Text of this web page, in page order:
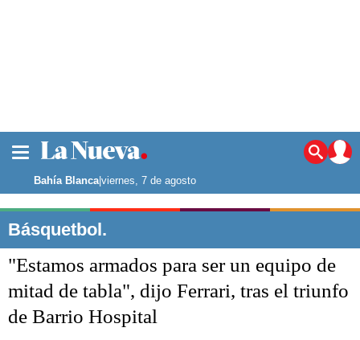
Noticias
La ciudad
Punta Alta
El mundo
Seguridad
Bahía Blanca|viernes, 7 de agosto
Básquetbol.
"Estamos armados para ser un equipo de
mitad de tabla", dijo Ferrari, tras el triunfo
de Barrio Hospital